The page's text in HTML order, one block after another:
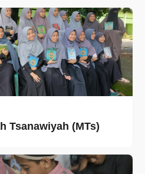
Tsanawiyah (MTs)